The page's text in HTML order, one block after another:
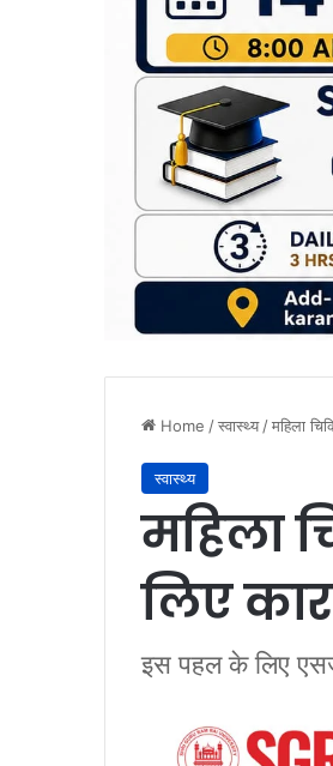
Home /स्वास्थ्य/महिला
स्वास्थ्य
महिला
लिए
इस पहल के लिए